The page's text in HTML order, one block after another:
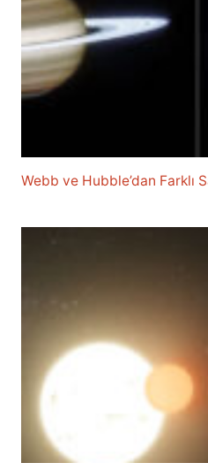
Webb ve Hubble’dan Farklı